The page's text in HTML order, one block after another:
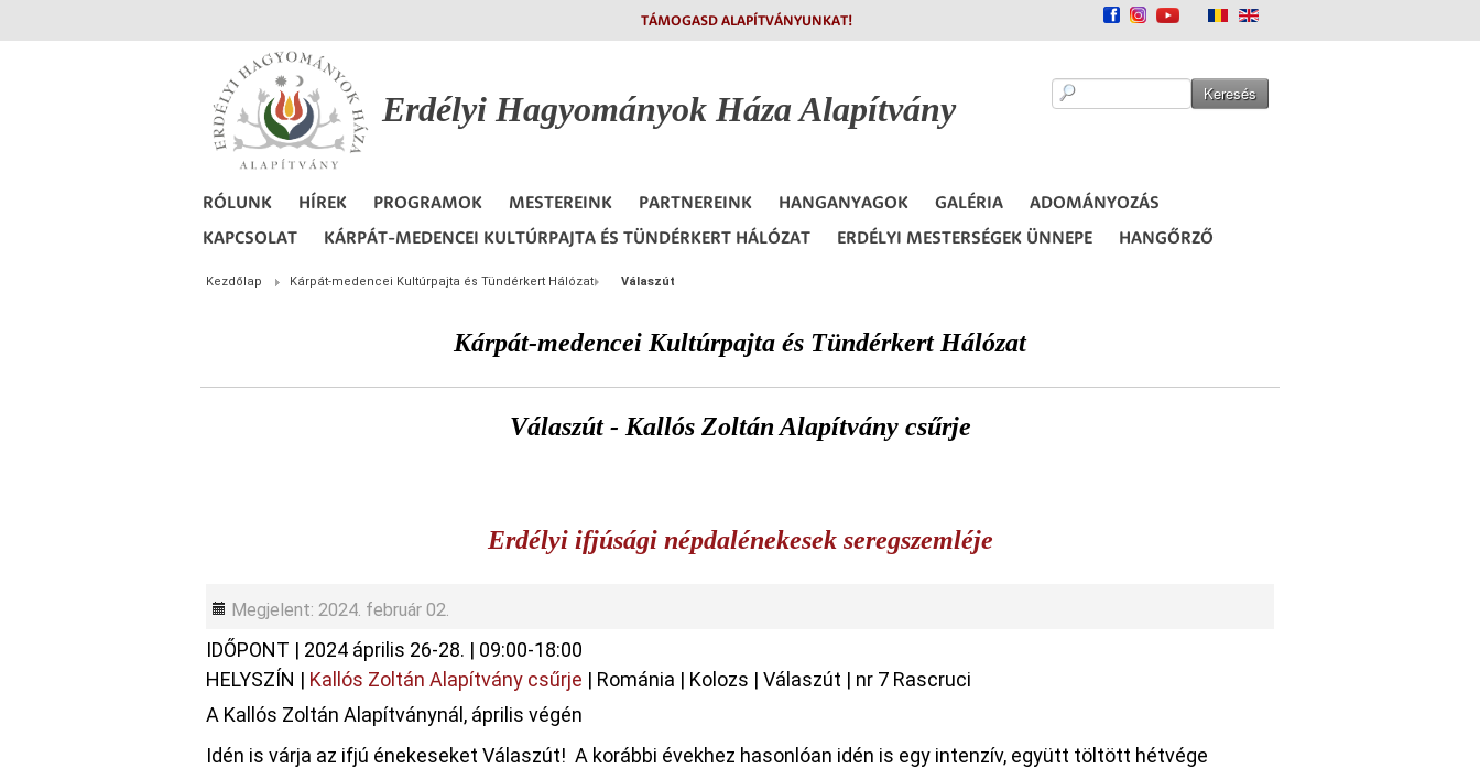
TÁMOGASD ALAPÍTVÁNYUNKAT!
Erdélyi Hagyományok Háza Alapítvány
RÓLUNK HÍREK PROGRAMOK MESTEREINK PARTNEREINK HANGANYAGOK GALÉRIA
ADOMÁNYOZÁS
KAPCSOLAT
KÁRPÁT-MEDENCEI KULTÚRPAJTA ÉS TÜNDÉRKERT HÁLÓZAT ERDÉLYI MESTERSÉGEK ÜNNEPE HANGŐRZŐ
Kezdőlap Kárpát-medencei Kultúrpajta és Tündérkert Hálózat Válaszút
Kárpát-medencei Kultúrpajta és Tündérkert Hálózat
Válaszút - Kallós Zoltán Alapítvány csűrje
Erdélyi ifjúsági népdalénekesek seregszemléje
Megjelent: 2024. február 02.
IDŐPONT | 2024 április 26-28. | 09:00-18:00
HELYSZÍN | Kallós Zoltán Alapítvány csűrje | Románia | Kolozs | Válaszút | nr 7 Rascruci
A Kallós Zoltán Alapítványnál, április végén
Idén is várja az ifjú énekeseket Válaszút! A korábbi évekhez hasonlóan idén is egy intenzív, együtt töltött hétvége